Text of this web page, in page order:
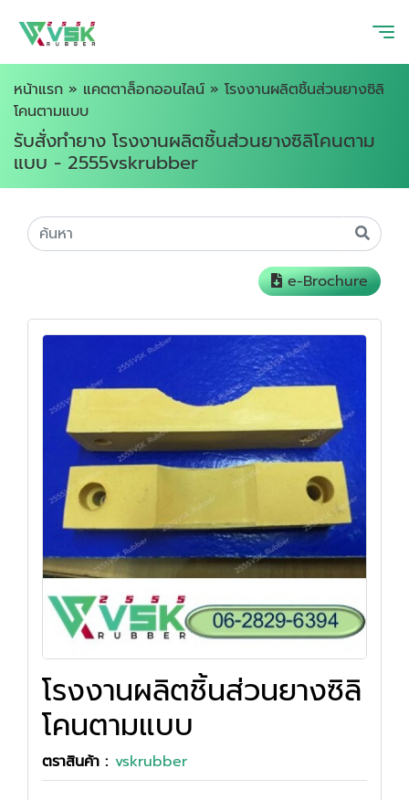
หน้าแรก » แคตตาล็อกออนไลน์ » โรงงานผลิตชิ้นส่วนยางซิลิ
โคนตามแบบ
รับสั่งทำยาง โรงงานผลิตชิ้นส่วนยางซิลิโคนตาม
แบบ - 2555vskrubber
e-Brochure
โรงงานผลิตชิ้นส่วนยางซิลิ
โคนตามแบบ
ตราสินค้า : vskrubber